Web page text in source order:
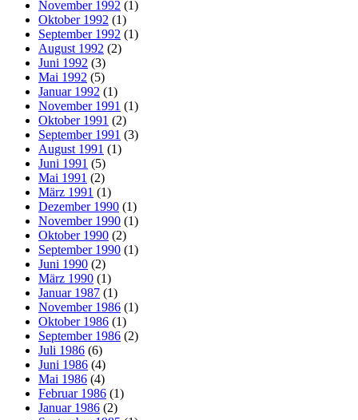
November 1992 (1)
Oktober 1992 (1)
September 1992 (1)
August 1992 (2)
Juni 1992 (3)
Mai 1992 (5)
Januar 1992 (1)
November 1991 (1)
Oktober 1991 (2)
September 1991 (3)
August 1991 (1)
Juni 1991 (5)
Mai 1991 (2)
März 1991 (1)
Dezember 1990 (1)
November 1990 (1)
Oktober 1990 (2)
September 1990 (1)
Juni 1990 (2)
März 1990 (1)
Januar 1987 (1)
November 1986 (1)
Oktober 1986 (1)
September 1986 (2)
Juli 1986 (6)
Juni 1986 (4)
Mai 1986 (4)
Februar 1986 (1)
Januar 1986 (2)